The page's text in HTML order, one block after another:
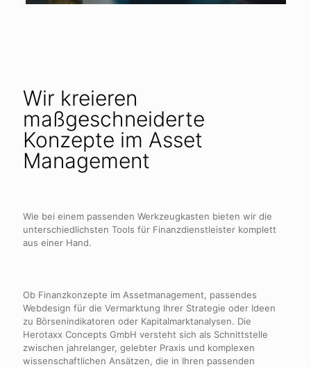
Wir kreieren
maßgeschneiderte
Konzepte im Asset
Management
Wie bei einem passenden Werkzeugkasten bieten wir die
unterschiedlichsten Tools für Finanzdienstleister komplett
aus einer Hand.
Ob Finanzkonzepte im Assetmanagement, passendes
Webdesign für die Vermarktung Ihrer Strategie oder Ideen
zu Börsenindikatoren oder Kapitalmarktanalysen. Die
Herotaxx Concepts GmbH versteht sich als Schnittstelle
zwischen jahrelanger, gelebter Praxis und komplexen
wissenschaftlichen Ansätzen, die in Ihren passenden